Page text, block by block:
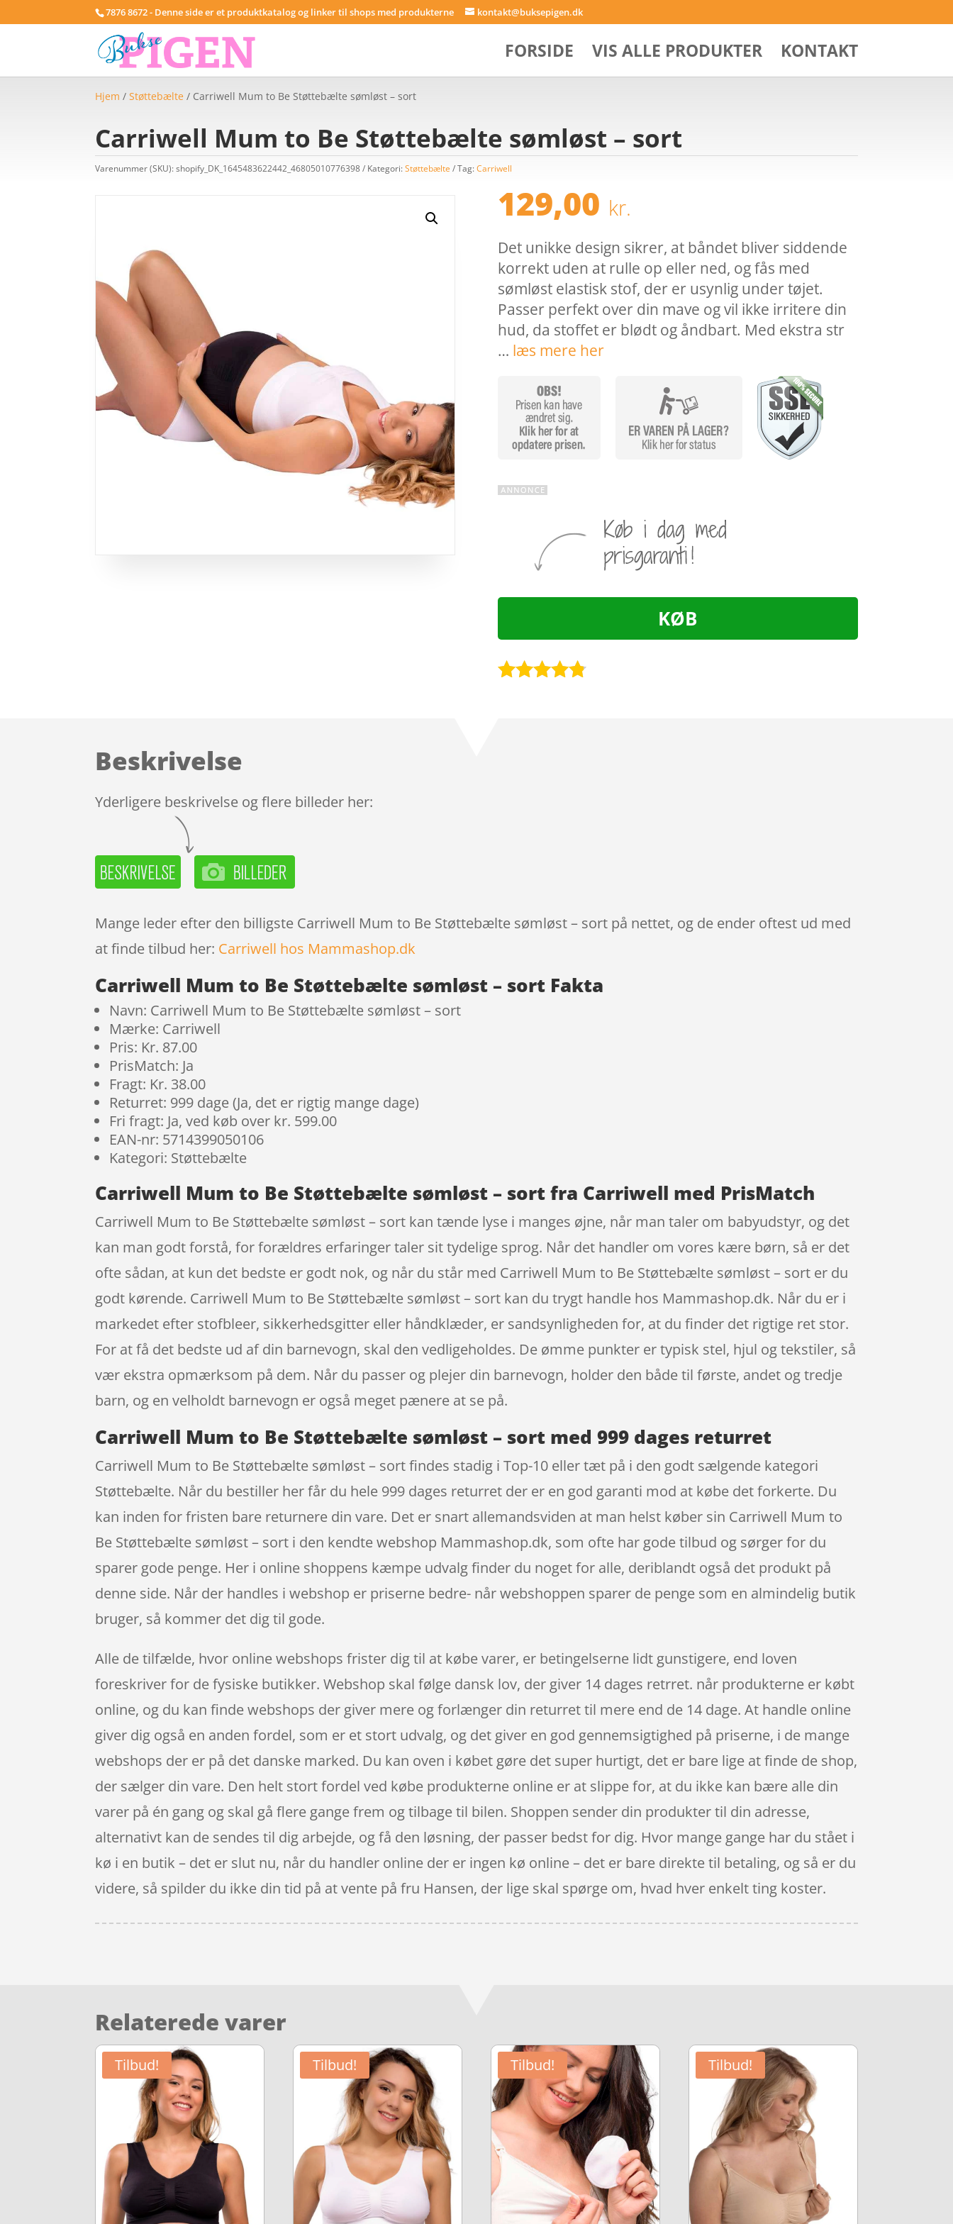
7876 8672 - Denne side er et produktkatalog og linker til shops med produkterne kontakt@buksepigen.dk
FORSIDE VIS ALLE PRODUKTER KONTAKT
Hjem /Støttebælte / Carriwell Mum to Be Støttebælte sømløst – sort
Carriwell Mum to Be Støttebælte sømløst – sort
Varenummer (SKU):shopify_DK_1645483622442_46805010776398 Kategori:Støttebælte Tag:Carriwell
129,00 kr.
Det unikke design sikrer, at båndet bliver siddende
korrekt uden at rulle op eller ned, og fås med
sømløst elastisk stof, der er usynlig under tøjet.
Passer perfekt over din mave og vil ikke irritere din
hud, da stoffet er blødt og åndbart. Med ekstra str
… læs mere her
KØB
Beskrivelse
Yderligere beskrivelse og flere billeder her:
Mange leder efter den billigste Carriwell Mum to Be Støttebælte sømløst – sort på nettet, og de ender oftest ud med
at finde tilbud her: Carriwell hos Mammashop.dk
Carriwell Mum to Be Støttebælte sømløst – sort Fakta
Navn: Carriwell Mum to Be Støttebælte sømløst – sort
Mærke: Carriwell
Pris: Kr. 87.00
PrisMatch: Ja
Fragt: Kr. 38.00
Returret: 999 dage (Ja, det er rigtig mange dage)
Fri fragt: Ja, ved køb over kr. 599.00
EAN-nr: 5714399050106
Kategori: Støttebælte
Carriwell Mum to Be Støttebælte sømløst – sort fra Carriwell med PrisMatch
Carriwell Mum to Be Støttebælte sømløst – sort kan tænde lyse i manges øjne, når man taler om babyudstyr, og det
kan man godt forstå, for forældres erfaringer taler sit tydelige sprog. Når det handler om vores kære børn, så er det
ofte sådan, at kun det bedste er godt nok, og når du står med Carriwell Mum to Be Støttebælte sømløst – sort er du
godt kørende. Carriwell Mum to Be Støttebælte sømløst – sort kan du trygt handle hos Mammashop.dk. Når du er i
markedet efter stofbleer, sikkerhedsgitter eller håndklæder, er sandsynligheden for, at du finder det rigtige ret stor.
For at få det bedste ud af din barnevogn, skal den vedligeholdes. De ømme punkter er typisk stel, hjul og tekstiler, så
vær ekstra opmærksom på dem. Når du passer og plejer din barnevogn, holder den både til første, andet og tredje
barn, og en velholdt barnevogn er også meget pænere at se på.
Carriwell Mum to Be Støttebælte sømløst – sort med 999 dages returret
Carriwell Mum to Be Støttebælte sømløst – sort findes stadig i Top-10 eller tæt på i den godt sælgende kategori
Støttebælte. Når du bestiller her får du hele 999 dages returret der er en god garanti mod at købe det forkerte. Du
kan inden for fristen bare returnere din vare. Det er snart allemandsviden at man helst køber sin Carriwell Mum to
Be Støttebælte sømløst – sort i den kendte webshop Mammashop.dk, som ofte har gode tilbud og sørger for du
sparer gode penge. Her i online shoppens kæmpe udvalg finder du noget for alle, deriblandt også det produkt på
denne side. Når der handles i webshop er priserne bedre- når webshoppen sparer de penge som en almindelig butik
bruger, så kommer det dig til gode.
Alle de tilfælde, hvor online webshops frister dig til at købe varer, er betingelserne lidt gunstigere, end loven
foreskriver for de fysiske butikker. Webshop skal følge dansk lov, der giver 14 dages retrret. når produkterne er købt
online, og du kan finde webshops der giver mere og forlænger din returret til mere end de 14 dage. At handle online
giver dig også en anden fordel, som er et stort udvalg, og det giver en god gennemsigtighed på priserne, i de mange
webshops der er på det danske marked. Du kan oven i købet gøre det super hurtigt, det er bare lige at finde de shop,
der sælger din vare. Den helt stort fordel ved købe produkterne online er at slippe for, at du ikke kan bære alle din
varer på én gang og skal gå flere gange frem og tilbage til bilen. Shoppen sender din produkter til din adresse,
alternativt kan de sendes til dig arbejde, og få den løsning, der passer bedst for dig. Hvor mange gange har du stået i
kø i en butik – det er slut nu, når du handler online der er ingen kø online – det er bare direkte til betaling, og så er du
videre, så spilder du ikke din tid på at vente på fru Hansen, der lige skal spørge om, hvad hver enkelt ting koster.
Relaterede varer
Tilbud! Tilbud! Tilbud! Tilbud!